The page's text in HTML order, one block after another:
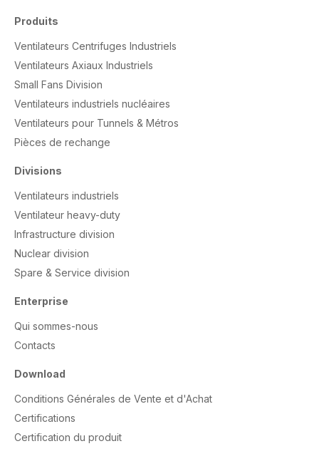
Produits
Ventilateurs Centrifuges Industriels
Ventilateurs Axiaux Industriels
Small Fans Division
Ventilateurs industriels nucléaires
Ventilateurs pour Tunnels & Métros
Pièces de rechange
Divisions
Ventilateurs industriels
Ventilateur heavy-duty
Infrastructure division
Nuclear division
Spare & Service division
Enterprise
Qui sommes-nous
Contacts
Download
Conditions Générales de Vente et d'Achat
Certifications
Certification du produit